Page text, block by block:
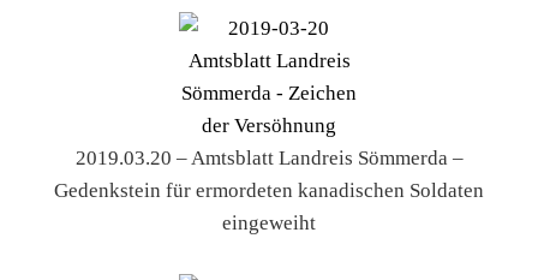
2019.03.20 – Amtsblatt Landreis Sömmerda –
Gedenkstein für ermordeten kanadischen Soldaten
eingeweiht